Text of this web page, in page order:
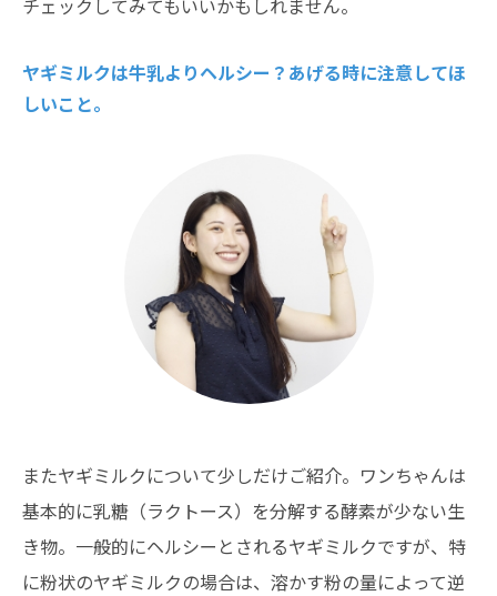
チェックしてみてもいいかもしれません。
ヤギミルクは牛乳よりヘルシー？あげる時に注意してほ
しいこと。
またヤギミルクについて少しだけご紹介。ワンちゃんは
基本的に乳糖（ラクトース）を分解する酵素が少ない生
き物。一般的にヘルシーとされるヤギミルクですが、特
に粉状のヤギミルクの場合は、溶かす粉の量によって逆